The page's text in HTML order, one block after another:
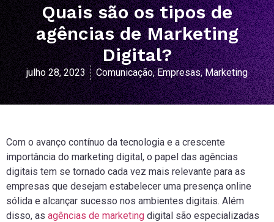
Quais são os tipos de
agências de Marketing
Digital?
julho 28, 2023 Comunicação,Empresas,Marketing
Com o avanço contínuo da tecnologia e a crescente
importância do marketing digital, o papel das agências
digitais tem se tornado cada vez mais relevante para as
empresas que desejam estabelecer uma presença online
sólida e alcançar sucesso nos ambientes digitais. Além
disso, as agências de marketing digital são especializadas